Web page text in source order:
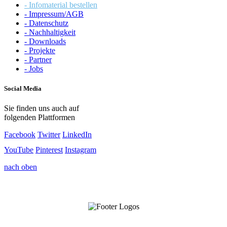
- Infomaterial bestellen
- Impressum/AGB
- Datenschutz
- Nachhaltigkeit
- Downloads
- Projekte
- Partner
- Jobs
Social Media
Sie finden uns auch auf
folgenden Plattformen
Facebook Twitter LinkedIn
YouTube Pinterest Instagram
nach oben